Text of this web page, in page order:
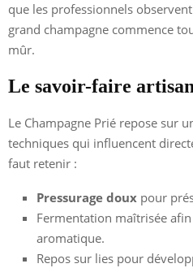
que les professionnels
grand champagne commence
mûr.
Le savoir-faire
Le Champagne Prié repose sur
techniques qui influencent
faut retenir :
Pressurage doux pour
Fermentation maîtrisée
aromatique.
Repos sur lies pour